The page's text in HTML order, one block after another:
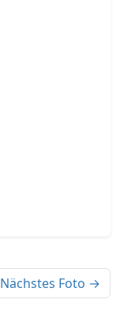
Nächstes Foto →